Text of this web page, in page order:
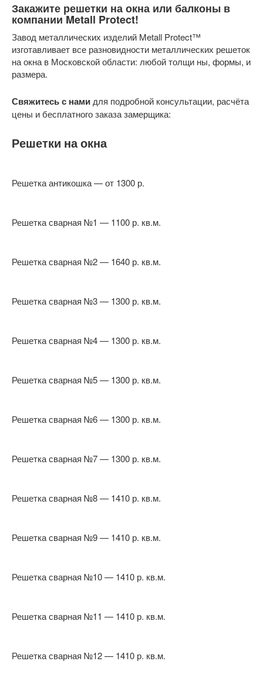
Закажите решетки на окна или балконы в
компании Metall Protect!
Завод металлических изделий Metall Protect™
изготавливает все разновидности металлических решеток
на окна в Московской области: любой толщи ны, формы, и
размера.
Свяжитесь с нами для подробной консультации, расчёта
цены и бесплатного заказа замерщика:
Решетки на окна
Решетка антикошка — от 1300 р.
Решетка сварная №1 — 1100 р. кв.м.
Решетка сварная №2 — 1640 р. кв.м.
Решетка сварная №3 — 1300 р. кв.м.
Решетка сварная №4 — 1300 р. кв.м.
Решетка сварная №5 — 1300 р. кв.м.
Решетка сварная №6 — 1300 р. кв.м.
Решетка сварная №7 — 1300 р. кв.м.
Решетка сварная №8 — 1410 р. кв.м.
Решетка сварная №9 — 1410 р. кв.м.
Решетка сварная №10 — 1410 р. кв.м.
Решетка сварная №11 — 1410 р. кв.м.
Решетка сварная №12 — 1410 р. кв.м.